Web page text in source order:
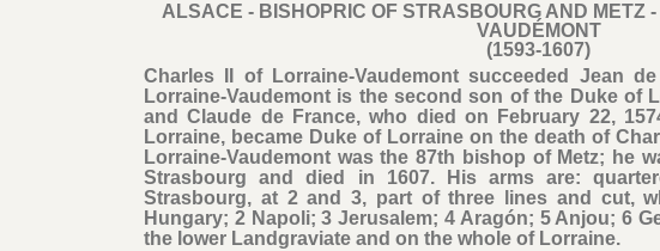
ALSACE - BISHOPRIC OF STRASBOURG AND METZ
VAUDÉMONT
(1593-1607)
Charles II of Lorraine-Vaudemont succeeded Jean
Lorraine-Vaudemont is the second son of the Duke of
and Claude de France, who died on February 22,
Lorraine, became Duke of Lorraine on the death of
Lorraine-Vaudemont was the 87th bishop of Metz; he
Strasbourg and died in 1607. His arms are:
Strasbourg, at 2 and 3, part of three lines and cut,
Hungary; 2 Napoli; 3 Jerusalem; 4 Aragón; 5 Anjou; 6
the lower Landgraviate and on the whole of Lorraine.